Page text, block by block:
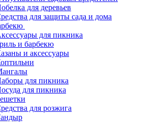
для деревьев
для защиты сада и дома
для пикника
и барбекю
и аксессуары
для пикника
для пикника
для розжига